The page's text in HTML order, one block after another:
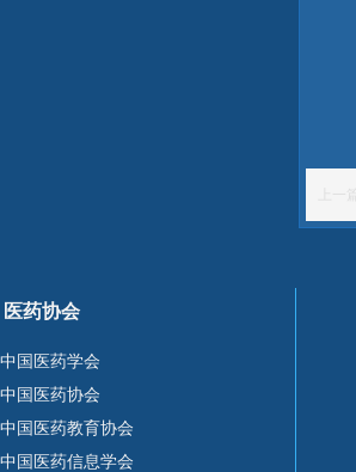
上一篇
中国医药学会
中国医药协会
中国医药教育协会
中国医药信息学会
医药协会